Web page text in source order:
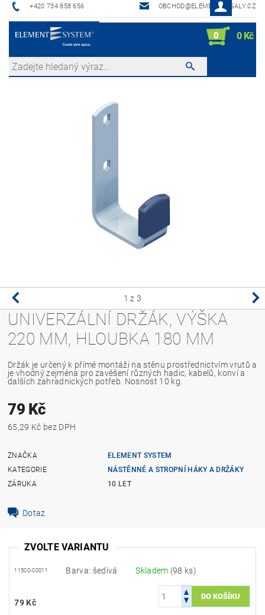
+420 734 858 656 OBCHOD@ELEMENTREGALY.CZ
0 0 Kč
1 z 3
UNIVERZÁLNÍ DRŽÁK, VÝŠKA
220 MM, HLOUBKA 180 MM
Držák je určený k přímé montáži na stěnu prostřednictvím vrutů a
je vhodný zejména pro zavěšení různých hadic, kabelů, konví a
dalších zahradnických potřeb. Nosnost 10 kg.
79 Kč
65,29 Kč bez DPH
ZNAČKA
ELEMENT SYSTEM
KATEGORIE
NÁSTĚNNÉ A STROPNÍ HÁKY A DRŽÁKY
ZÁRUKA
10 LET
Dotaz
ZVOLTE VARIANTU
11500-00011 Barva: šedivá Skladem (98 ks)
79 Kč